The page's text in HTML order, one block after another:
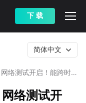
下 载
络测试开启！能跨时空
简体中文
网络测试开